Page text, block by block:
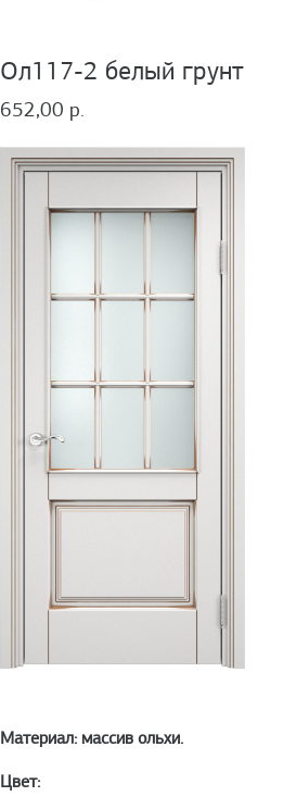
Ол117-2 белый грунт
652,00 р.
Материал: массив ольхи.
Цвет: